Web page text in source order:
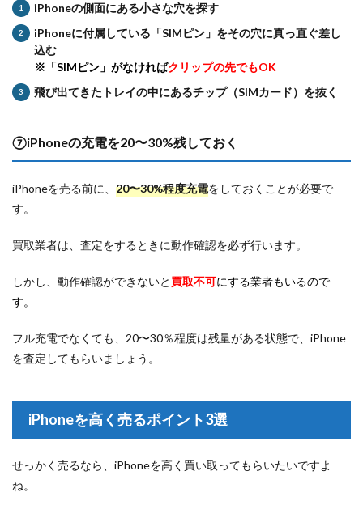
iPhoneの側面にある小さな穴を探す
iPhoneに付属している「SIMピン」をその穴に真っ直ぐ差し
込む
※「SIMピン」がなければクリップの先でもOK
飛び出てきたトレイの中にあるチップ（SIMカード）を抜く
⑦iPhoneの充電を20〜30%残しておく
iPhoneを売る前に、 20〜30%程度充電をしておくことが必要で
す。
買取業者は、査定をするときに動作確認を必ず行います。
しかし、動作確認ができないと 買取不可にする業者もいるので
す。
フル充電でなくても、20〜30％程度は残量がある状態で、iPhone
を査定してもらいましょう。
iPhoneを高く売るポイント3選
せっかく売るなら、iPhoneを高く買い取ってもらいたいですよ
ね。